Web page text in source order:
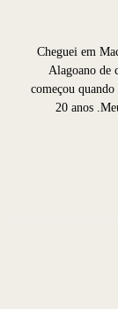
Cheguei em
Alagoano de
começou
20 anos